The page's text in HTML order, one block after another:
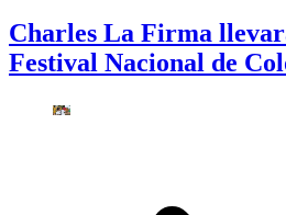
Charles La Firma
Festival Nacional de